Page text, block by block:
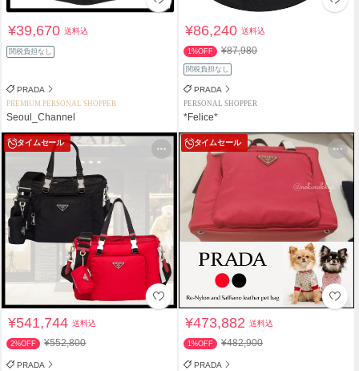
¥39,670送料込
関税負担なし
PRADA
PREMIUM PERSONAL SHOPPER
Seoul_Channel
¥86,240送料込
1%OFF ¥87,980
関税負担なし
PRADA
PERSONAL SHOPPER
*Felice*
タイムセール
¥541,744送料込
2%OFF ¥552,800
PRADA
タイムセール
¥473,882送料込
1%OFF ¥482,900
PRADA